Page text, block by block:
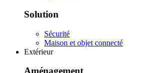
Solution
Sécurité
Maison et objet connecté
Extérieur